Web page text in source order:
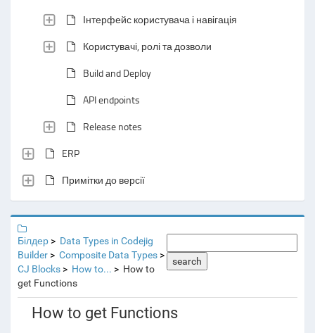
Інтерфейс користувача і навігація
Користувачі, ролі та дозволи
Build and Deploy
API endpoints
Release notes
ERP
Примітки до версії
Білдер
Data Types in Codejig
Builder
Composite Data Types
CJ Blocks
How to...
How to
get Functions
search
How to get Functions